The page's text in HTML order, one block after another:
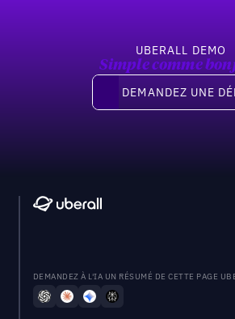
UBERALL DEMO
Simple comme
Demandez une démo
DEMANDEZ UNE
DEMANDEZ À L'IA UN RÉSUMÉ DE CETTE PAGE